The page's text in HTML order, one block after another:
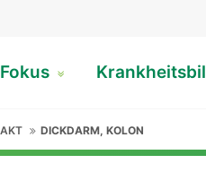
Fokus
DICKDARM, KOLON